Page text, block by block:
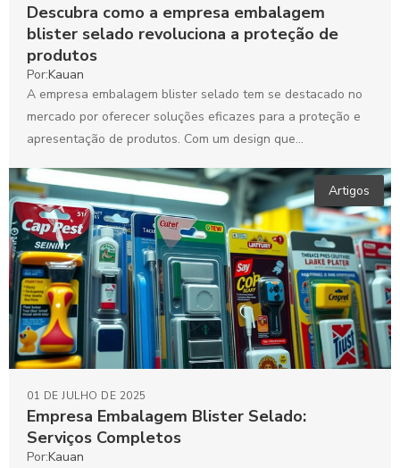
Descubra como a empresa embalagem
blister selado revoluciona a proteção de
produtos
Por:Kauan
A empresa embalagem blister selado tem se destacado no
mercado por oferecer soluções eficazes para a proteção e
apresentação de produtos. Com um design que...
Artigos
Empresa Embalagem Blister Selado:
Serviços Completos
01 DE JULHO DE 2025
Por:Kauan